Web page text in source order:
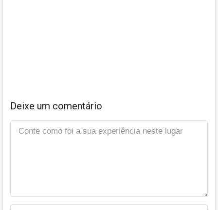
Deixe um comentário